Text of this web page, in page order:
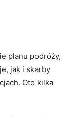
planu podróży,
jak i skarby
Oto kilka